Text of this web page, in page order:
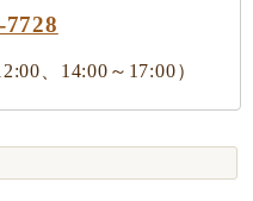
、14:00～17:00）